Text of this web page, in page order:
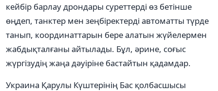
кейбір барлау дрондары суреттерді өз бетінше
өңдеп, танктер мен зеңбіректерді автоматты түрде
танып, координаттарын бере алатын жүйелермен
жабдықталғаны айтылады. Бұл, әрине, соғыс
жүргізудің жаңа дәуіріне бастайтын қадамдар.
Украина Қарулы Күштерінің Бас қолбасшысы